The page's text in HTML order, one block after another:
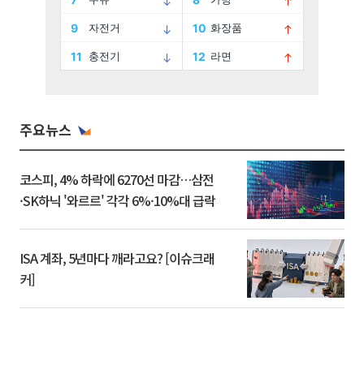
주요뉴스
코스피, 4% 하락에 6270선 마감…삼전
·SK하닉 '와르르' 각각 6%·10%대 급락
ISA 계좌, 5년마다 깨라고요? [이슈크래
커]